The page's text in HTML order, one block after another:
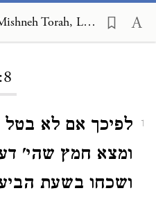
Seder Mishnah on Mishneh Torah, Leavened and Unleavened Bread 3:8
1
לפיכך אם לא בטל
ומצא חמץ שהי'
ושכחו בשעת